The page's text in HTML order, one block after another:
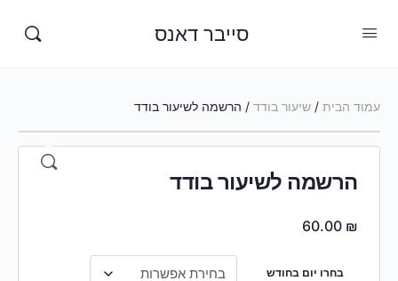
סייבר דאנס
עמוד הבית / שיעור בודד / הרשמה לשיעור בודד
הרשמה לשיעור בודד
60.00 ₪
בחרו יום בחודש